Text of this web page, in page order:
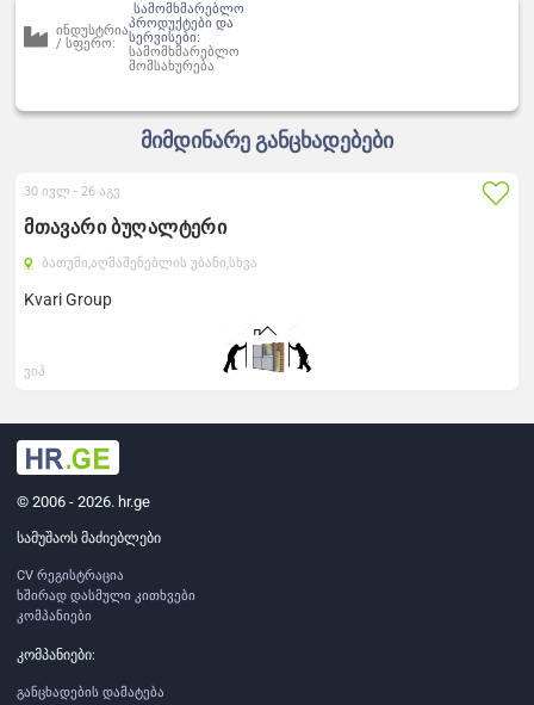
ინდუსტრია
/ სფერო:
სამომხმარებლო
პროდუქტები და
სერვისები:
სამომხმარებლო
მომსახურება
მიმდინარე განცხადებები
მთავარი ბუღალტერი
ბათუმი,აღმაშენებლის უბანი,სხვა
Kvari Group
30 ივლ -26 აგვ
ვიპ
© 2006 - 2026. hr.ge
სამუშაოს მაძიებლები
CV რეგისტრაცია
ხშირად დასმული კითხვები
კომპანიები
კომპანიები:
განცხადების დამატება